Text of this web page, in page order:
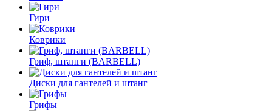
Гири
Коврики
Гриф, штанги (BARBELL)
Диски для гантелей и штанг
Грифы